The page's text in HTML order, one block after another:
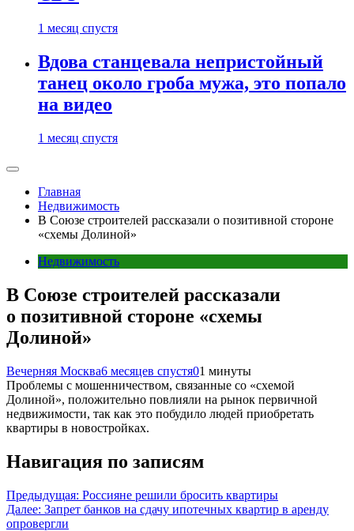
1 месяц спустя
Вдова станцевала непристойный
танец около гроба мужа, это попало
на видео
1 месяц спустя
Главная
Недвижимость
В Союзе строителей рассказали о позитивной стороне
«схемы Долиной»
Недвижимость
В Союзе строителей рассказали
о позитивной стороне «схемы
Долиной»
Вечерняя Москва6 месяцев спустя01 минуты
Проблемы с мошенничеством, связанные со «схемой
Долиной», положительно повлияли на рынок первичной
недвижимости, так как это побудило людей приобретать
квартиры в новостройках.
Навигация по записям
Предыдущая: Россияне решили бросить квартиры
Далее: Запрет банков на сдачу ипотечных квартир в аренду
опровергли